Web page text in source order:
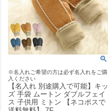
※名入れご希望の方は必ず名入れをご購
入ください
【名入れ 別途購入で可能】キッ
ズ 手袋 ムートン ダブルフェイ
ス 子供用 ミトン 【ネコポスで